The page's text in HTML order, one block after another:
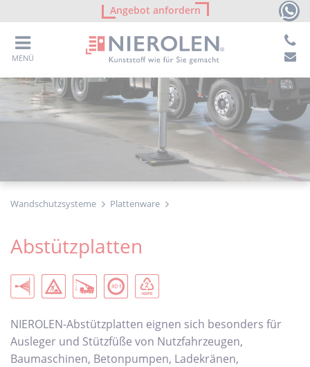
Angebot anfordern
MENÜ
Wandschutzsysteme Plattenware
Abstützplatten
NIEROLEN-Abstützplatten eignen sich besonders für
Ausleger und Stützfüße von Nutzfahrzeugen,
Baumaschinen, Betonpumpen, Ladekränen,